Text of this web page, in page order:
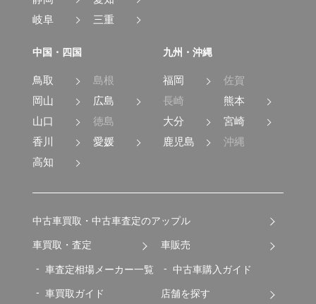
岐阜
三重
中国・四国
鳥取
島根
岡山
広島
山口
徳島
香川
愛媛
高知
九州・沖縄
福岡
佐賀
長崎
熊本
大分
宮崎
鹿児島
沖縄
中古車買取・中古車査定のアップル
車買取・査定
車査定相場メーカー一覧
車買取ガイド
車販売
中古車購入ガイド
店舗を探す